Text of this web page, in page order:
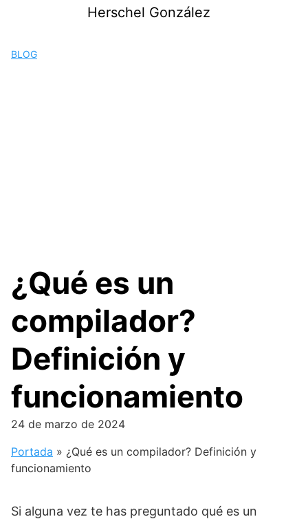
Herschel González
BLOG
¿Qué es un
compilador?
Definición y
funcionamiento
24 de marzo de 2024
Portada » ¿Qué es un compilador? Definición y
funcionamiento
Si alguna vez te has preguntado qué es un